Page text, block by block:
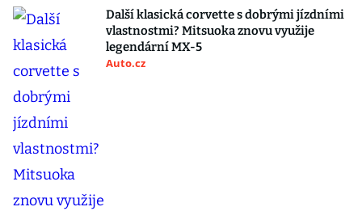
Další klasická corvette s dobrými jízdními
vlastnostmi? Mitsuoka znovu využije
legendární MX-5
Auto.cz